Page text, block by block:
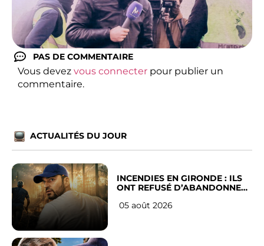
PAS DE COMMENTAIRE
Vous devez vous connecter pour publier un
commentaire.
ACTUALITÉS DU JOUR
INCENDIES EN GIRONDE : ILS
ONT REFUSÉ D’ABANDONNER
05 août 2026